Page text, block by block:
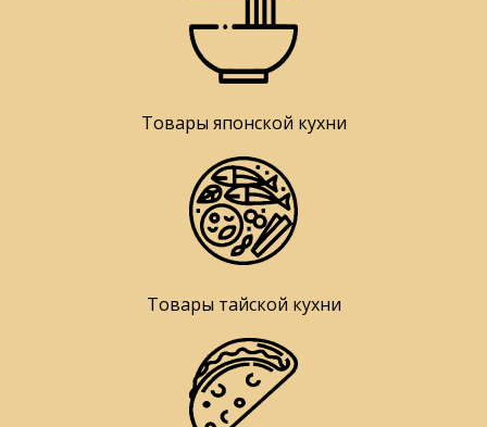
Товары японской кухни
Товары тайской кухни